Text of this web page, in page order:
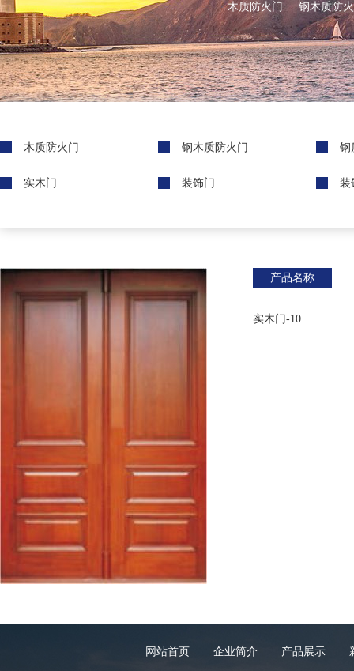
木质防火门 钢木质防
木质防火门 钢木质防火门 钢
实木门 装饰门 装
产品名称
实木门-10
网站首页 企业简介 产品展示